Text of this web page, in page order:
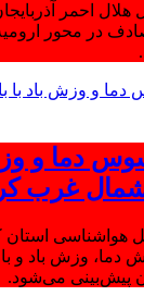
هلال احمر
دما و
شمال غرب
هواشناسی استان
دما، وزش باد و
پیش‌بینی می‌شود.